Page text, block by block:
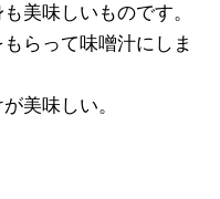
美味しいものです。
らって味噌汁にしま
美味しい。